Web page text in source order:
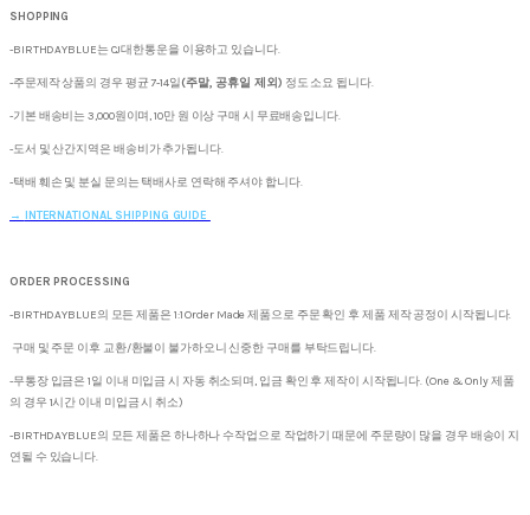
SHOPPING
-BIRTHDAYBLUE는 CJ대한통운을 이용하고 있습니다.
-주문제작 상품의 경우 평균 7-14일(주말, 공휴일 제외) 정도 소요 됩니다.
-기본 배송비는 3,000원이며, 10만 원 이상 구매 시 무료배송입니다.
-도서 및 산간지역은 배송비가 추가됩니다.
-택배 훼손 및 분실 문의는 택배사로 연락해 주셔야 합니다.
→ INTERNATIONAL SHIPPING GUIDE
ORDER PROCESSING
-BIRTHDAYBLUE의 모든 제품은 1:1 Order Made 제품으로 주문 확인 후 제품 제작 공정이 시작됩니다.
구매 및 주문 이후 교환/환불이 불가하오니 신중한 구매를 부탁드립니다.
-무통장 입금은 1일 이내 미입금 시 자동 취소되며, 입금 확인 후 제작이 시작됩니다. (One & Only 제품
의 경우 1시간 이내 미입금 시 취소)
-BIRTHDAYBLUE의 모든 제품은 하나하나 수작업으로 작업하기 때문에 주문량이 많을 경우 배송이 지
연될 수 있습니다.